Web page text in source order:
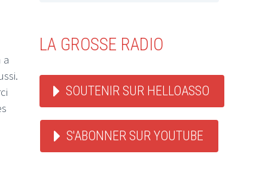
a
LA GROSSE RADIO
SOUTENIR SUR HELLOASSO
S'ABONNER SUR YOUTUBE